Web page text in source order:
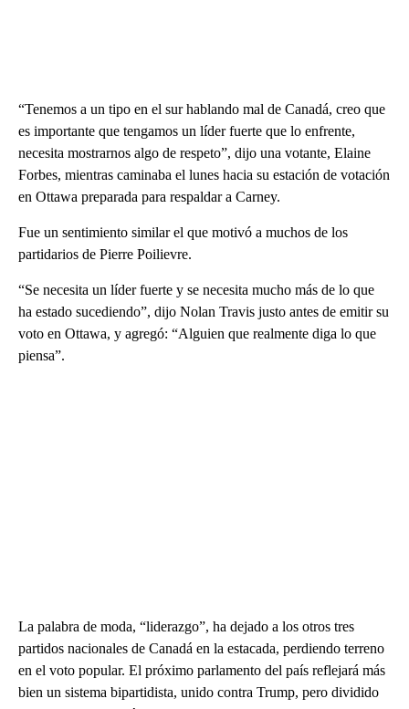
“Tenemos a un tipo en el sur hablando mal de Canadá, creo que
es importante que tengamos un líder fuerte que lo enfrente,
necesita mostrarnos algo de respeto”, dijo una votante, Elaine
Forbes, mientras caminaba el lunes hacia su estación de votación
en Ottawa preparada para respaldar a Carney.
Fue un sentimiento similar el que motivó a muchos de los
partidarios de Pierre Poilievre.
“Se necesita un líder fuerte y se necesita mucho más de lo que
ha estado sucediendo”, dijo Nolan Travis justo antes de emitir su
voto en Ottawa, y agregó: “Alguien que realmente diga lo que
piensa”.
La palabra de moda, “liderazgo”, ha dejado a los otros tres
partidos nacionales de Canadá en la estacada, perdiendo terreno
en el voto popular. El próximo parlamento del país reflejará más
bien un sistema bipartidista, unido contra Trump, pero dividido